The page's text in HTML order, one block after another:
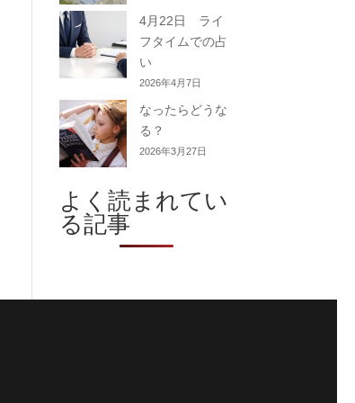
4月22日 ライ
フタイムでの占
い
2026年4月7日
なったらどうな
る？
2026年3月27日
よく読まれてい
る記事